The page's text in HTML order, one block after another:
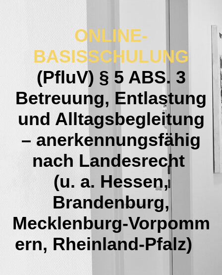
ONLINE-
BASISSCHULUNG
(PfluV) § 5 ABS. 3
Betreuung, Entlastung
und Alltagsbegleitung
– anerkennungsfähig
nach Landesrecht
(u. a. Hessen,
Brandenburg,
Mecklenburg‑Vorpomm
ern, Rheinland‑Pfalz)